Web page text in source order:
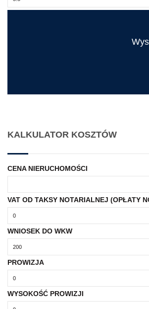
KALKULATOR KOSZTÓW
CENA NIERUCHOMOŚCI
VAT OD TAKSY NOTARIALNEJ (OPŁATY
WNIOSEK DO WKW
PROWIZJA
WYSOKOŚĆ PROWIZJI